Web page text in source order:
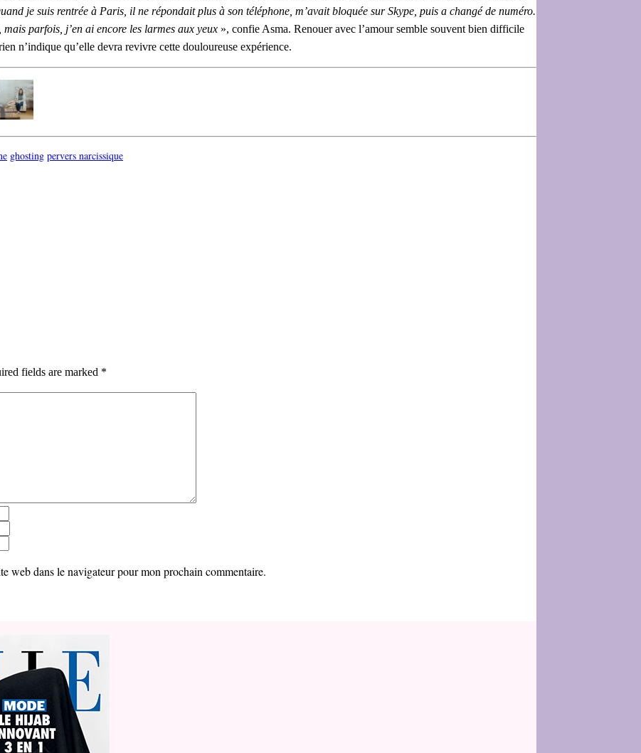
je suis rentrée à Paris, il ne répondait plus à son téléphone, m’avait bloquée sur Skype, puis a changé de numéro.
parfois, j’en ai encore les larmes aux yeux », confie Asma. Renouer avec l’amour semble souvent bien difficile
n’indique qu’elle devra revivre cette douloureuse expérience.
ghosting pervers narcissique
fields are marked *
web dans le navigateur pour mon prochain commentaire.